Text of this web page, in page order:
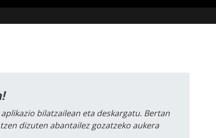
bilatzailean eta deskargatu. Bertan
dizuten abantailez gozatzeko aukera